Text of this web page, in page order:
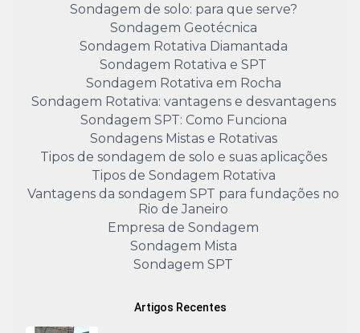
Sondagem de solo: para que serve?
Sondagem Geotécnica
Sondagem Rotativa Diamantada
Sondagem Rotativa e SPT
Sondagem Rotativa em Rocha
Sondagem Rotativa: vantagens e desvantagens
Sondagem SPT: Como Funciona
Sondagens Mistas e Rotativas
Tipos de sondagem de solo e suas aplicações
Tipos de Sondagem Rotativa
Vantagens da sondagem SPT para fundações no
Rio de Janeiro
Empresa de Sondagem
Sondagem Mista
Sondagem SPT
Artigos Recentes